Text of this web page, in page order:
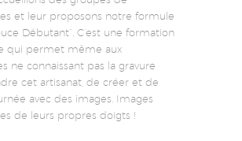
et leur proposons notre formule
Débutant”. C’est une formation
qui permet même aux
ne connaissant pas la gravure
cet artisanat, de créer et de
avec des images. Images
de leurs propres doigts !